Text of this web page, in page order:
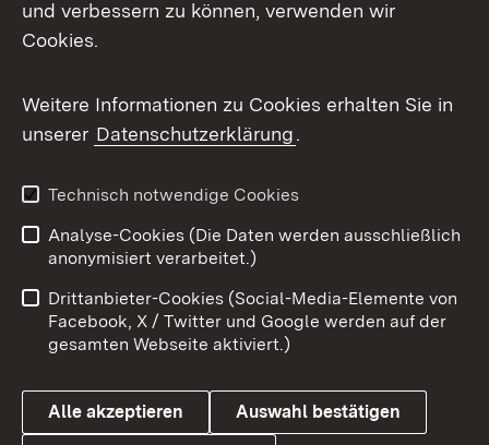
Messenger
Social Wall
X / Twitter
Youtube
Benutzungshinweise
Barrierefreiheit
Datenschutz
Cookies
und verbessern zu können, verwenden wir
Cookies.
Weitere Informationen zu Cookies erhalten Sie in
unserer Datenschutzerklärung.
Technisch notwendige Cookies
Analyse-Cookies (Die Daten werden ausschließlich
anonymisiert verarbeitet.)
Drittanbieter-Cookies (Social-Media-Elemente von
Facebook, X / Twitter und Google werden auf der
gesamten Webseite aktiviert.)
Alle akzeptieren Auswahl bestätigen